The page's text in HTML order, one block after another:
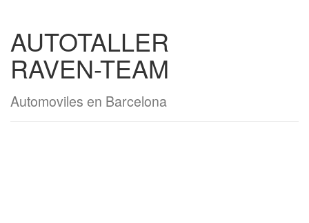
AUTOTALLER
RAVEN-TEAM
Automoviles en Barcelona